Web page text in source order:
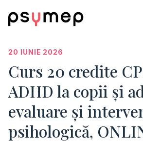
20 IUNIE 2026
Curs 20 credite
ADHD la copii și
evaluare și
psihologică,